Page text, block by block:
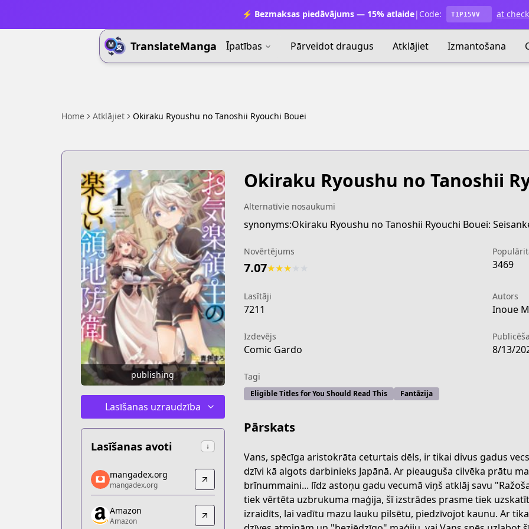
⚡ Bezmaksas piedāvājums — 15% atlaide| Code: T1P15VV at
TranslateManga Īpatības Pārveidot draugus Atklājiet Izmantošana
Home Atklājiet Okiraku Ryoushu no Tanoshii Ryouchi Bouei
publishing
Lasīšanas uzraudzība
Lasīšanas avoti ↓
mangadex.org
mangadex.org
https://mangadex.org/title/9afe47ee-5c8b-4572-b7c0-efa4f83da432
Amazon
mangadex.org
mangadex.org
Amazon
Amazon
Okiraku Ryoushu no Tanoshii
Alternatīvie nosaukumi
Novērtējums
7.07★★★ 3469
Lasītāji
7211
Autors
Inoue
Izdevējs
Comic Gardo 8/13/
Tagi
Eligible Titles for You Should Read This Fantāzija
Pārskats
Vans, spēcīga aristokrāta ceturtais dēls, ir tikai divus gadus
dzīvi kā algots darbinieks Japānā. Ar pieauguša cilvēka prātu
brīnummaini... līdz astoņu gadu vecumā viņš atklāj savu
tiek vērtēta uzbrukuma maģija, šī izstrādes prasme tiek
izraidīts, lai vadītu mazu lauku pilsētu, piedzīvojot kaunu. Ar